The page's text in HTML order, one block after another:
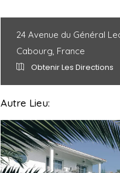
24 Avenue du Général
Cabourg, France
Obtenir Les Directions
Autre Lieu: